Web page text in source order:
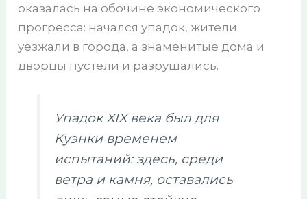
оказалась на обочине экономического
прогресса: начался упадок, жители
уезжали в города, а знаменитые дома и
дворцы пустели и разрушались.
Упадок XIX века был для
Куэнки временем
испытаний: здесь, среди
ветра и камня, оставались